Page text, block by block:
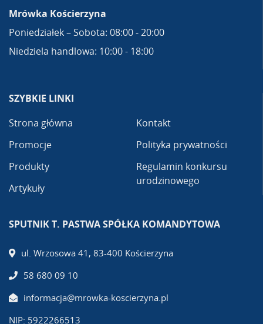
Mrówka Kościerzyna
Poniedziałek – Sobota: 08:00 - 20:00
Niedziela handlowa: 10:00 - 18:00
SZYBKIE LINKI
Strona główna
Promocje
Produkty
Artykuły
Kontakt
Polityka prywatności
Regulamin konkursu
urodzinowego
SPUTNIK T. PASTWA SPÓŁKA KOMANDYTOWA
ul. Wrzosowa 41, 83-400 Kościerzyna
58 680 09 10
informacja@mrowka-koscierzyna.pl
NIP: 5922266513